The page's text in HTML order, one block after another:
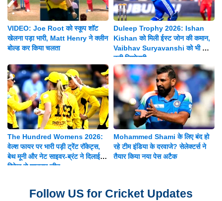
VIDEO: Joe Root को स्कूप शॉट
खेलना पड़ा भारी, Matt Henry ने क्लीन
बोल्ड कर किया चलता
Duleep Trophy 2026: Ishan
Kishan को मिली ईस्ट जोन की कमान,
Vaibhav Suryavanshi को भी मिली
बड़ी जिम्मेदारी
The Hundred Womens 2026:
वेल्श फायर पर भारी पड़ी ट्रेंट रॉकेट्स,
बेथ मूनी और नेट साइवर-ब्रंट ने दिलाई 8
विकेट से शानदार जीत
Mohammed Shami के लिए बंद हो
रहे टीम इंडिया के दरवाजे? सेलेक्टर्स ने
तैयार किया नया पेस अटैक
Follow US for Cricket Updates